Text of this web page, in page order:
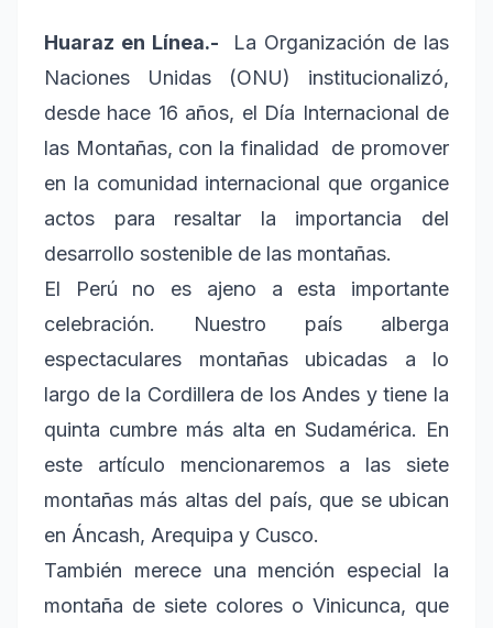
Huaraz en Línea.- La Organización de las
Naciones Unidas (ONU) institucionalizó,
desde hace 16 años, el Día Internacional de
las Montañas, con la finalidad de promover
en la comunidad internacional que organice
actos para resaltar la importancia del
desarrollo sostenible de las montañas.
El Perú no es ajeno a esta importante
celebración. Nuestro país alberga
espectaculares montañas ubicadas a lo
largo de la Cordillera de los Andes y tiene la
quinta cumbre más alta en Sudamérica. En
este artículo mencionaremos a las siete
montañas más altas del país, que se ubican
en Áncash, Arequipa y Cusco.
También merece una mención especial la
montaña de siete colores o Vinicunca, que